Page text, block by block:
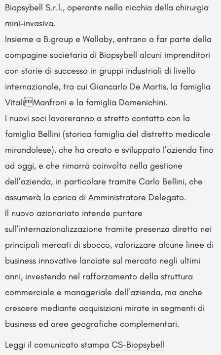
Biopsybell S.r.l., operante nella nicchia della chirurgia
mini-invasiva.
Insieme a B.group e Wallaby, entrano a far parte della
compagine societaria di Biopsybell alcuni imprenditori
con storie di successo in gruppi industriali di livello
internazionale, tra cui Giancarlo De Martis, la famiglia
VitaliManfroni e la famiglia Domenichini.
I nuovi soci lavoreranno a stretto contatto con la
famiglia Bellini (storica famiglia del distretto medicale
mirandolese), che ha creato e sviluppato l’azienda fino
ad oggi, e che rimarrà coinvolta nella gestione
dell’azienda, in particolare tramite Carlo Bellini, che
assumerà la carica di Amministratore Delegato.
Il nuovo azionariato intende puntare
sull’internazionalizzazione tramite presenza diretta nei
principali mercati di sbocco, valorizzare alcune linee di
business innovative lanciate sul mercato negli ultimi
anni, investendo nel rafforzamento della struttura
commerciale e manageriale dell’azienda, ma anche
crescere mediante acquisizioni mirate in segmenti di
business ed aree geografiche complementari.
Leggi il comunicato stampa CS-Biopsybell